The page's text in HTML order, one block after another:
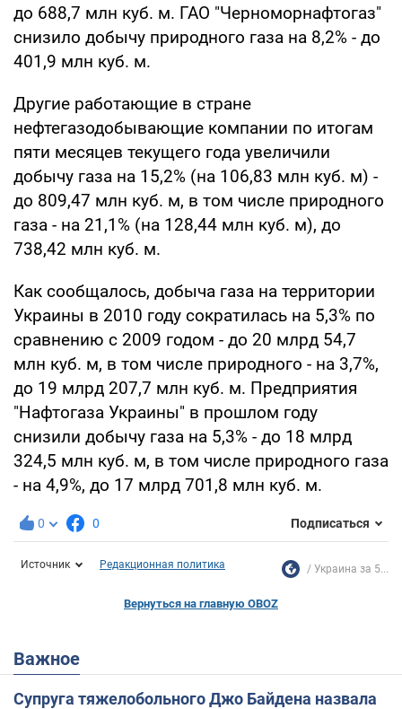
до 688,7 млн куб. м. ГАО "Черноморнафтогаз"
снизило добычу природного газа на 8,2% - до
401,9 млн куб. м.
Другие работающие в стране
нефтегазодобывающие компании по итогам
пяти месяцев текущего года увеличили
добычу газа на 15,2% (на 106,83 млн куб. м) -
до 809,47 млн куб. м, в том числе природного
газа - на 21,1% (на 128,44 млн куб. м), до
738,42 млн куб. м.
Как сообщалось, добыча газа на территории
Украины в 2010 году сократилась на 5,3% по
сравнению с 2009 годом - до 20 млрд 54,7
млн куб. м, в том числе природного - на 3,7%,
до 19 млрд 207,7 млн куб. м. Предприятия
"Нафтогаза Украины" в прошлом году
снизили добычу газа на 5,3% - до 18 млрд
324,5 млн куб. м, в том числе природного газа
- на 4,9%, до 17 млрд 701,8 млн куб. м.
0 0 Подписаться
Источник Редакционная политика Украина за 5...
Вернуться на главную OBOZ
Важное
Супруга тяжелобольного Джо Байдена назвала